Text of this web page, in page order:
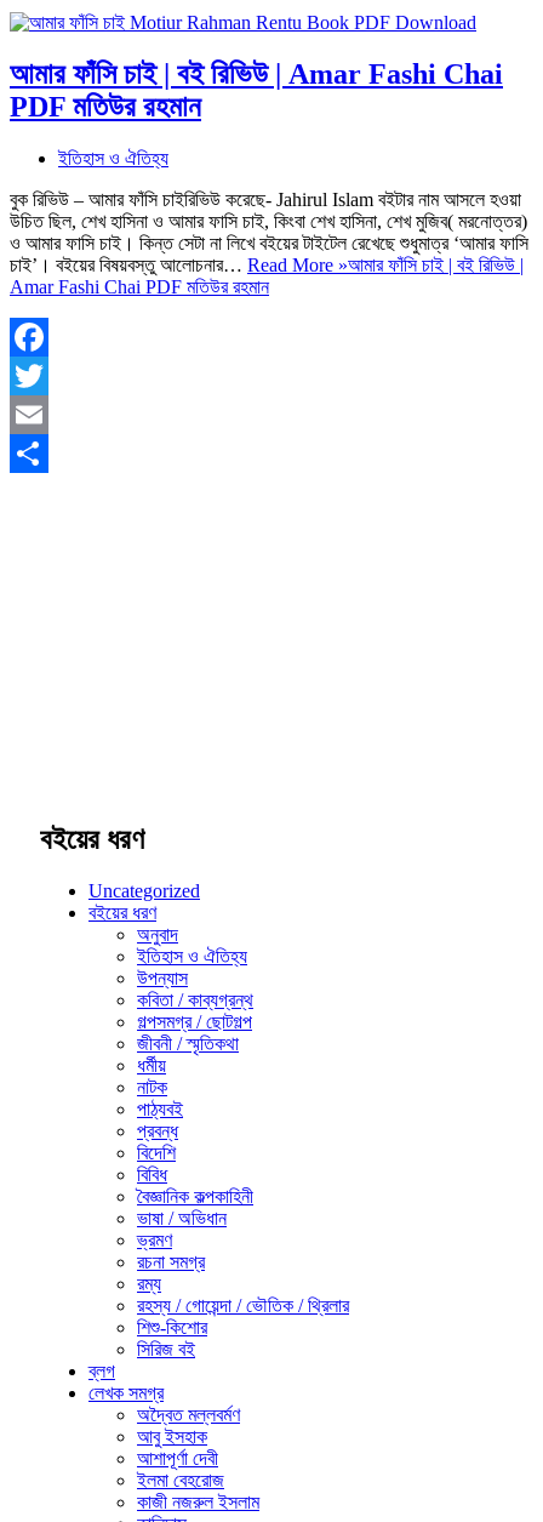
আমার ফাঁসি চাই | বই রিভিউ | Amar Fashi Chai
PDF মতিউর রহমান
ইতিহাস ও ঐতিহ্য
বুক রিভিউ – আমার ফাঁসি চাইরিভিউ করেছে- Jahirul Islam বইটার নাম আসলে হওয়া
উচিত ছিল, শেখ হাসিনা ও আমার ফাসি চাই, কিংবা শেখ হাসিনা, শেখ মুজিব( মরনোত্তর)
ও আমার ফাসি চাই। কিন্ত সেটা না লিখে বইয়ের টাইটেল রেখেছে শুধুমাত্র ‘আমার ফাসি
চাই’। বইয়ের বিষয়বস্তু আলোচনার… Read More »আমার ফাঁসি চাই | বই রিভিউ |
Amar Fashi Chai PDF মতিউর রহমান
Facebook
Twitter
Email
বইয়ের ধরণ
Uncategorized
বইয়ের ধরণ
অনুবাদ
ইতিহাস ও ঐতিহ্য
উপন্যাস
কবিতা / কাব্যগ্রন্থ
গল্পসমগ্র / ছোটগল্প
জীবনী / স্মৃতিকথা
ধর্মীয়
নাটক
পাঠ্যবই
প্রবন্ধ
বিদেশি
বিবিধ
বৈজ্ঞানিক কল্পকাহিনী
ভাষা / অভিধান
ভ্রমণ
রচনা সমগ্র
রম্য
রহস্য / গোয়েন্দা / ভৌতিক / থ্রিলার
শিশু-কিশোর
সিরিজ বই
ব্লগ
লেখক সমগ্র
অদ্বৈত মল্লবর্মণ
আবু ইসহাক
আশাপূর্ণা দেবী
ইলমা বেহরোজ
কাজী নজরুল ইসলাম